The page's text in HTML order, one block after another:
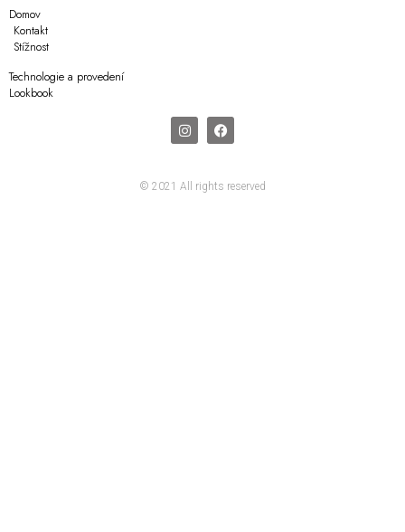
Domov
Kontakt
Stížnost
Technologie a provedení
Lookbook
© 2021 All rights reserved